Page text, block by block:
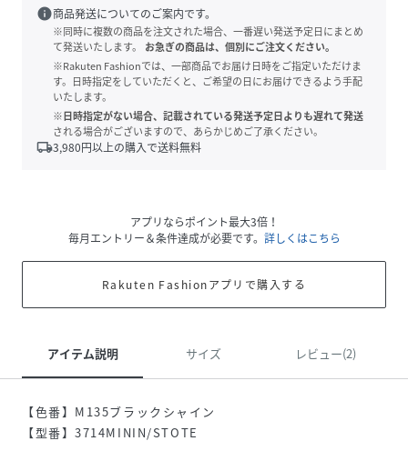
info商品発送についてのご案内です。
※同時に複数の商品を注文された場合、一番遅い発送予定日にまとめ
て発送いたします。
お急ぎの商品は、個別にご注文ください。
※Rakuten Fashionでは、一部商品でお届け日時をご指定いただけま
す。日時指定をしていただくと、ご希望の日にお届けできるよう手配
いたします。
※日時指定がない場合、記載されている発送予定日よりも遅れて発送
される場合がございますので、あらかじめご了承ください。
local_shipping3,980円以上の購入で送料無料
アプリならポイント最大3倍！
毎月エントリー＆条件達成が必要です。 詳しくはこちら
Rakuten Fashionアプリで購入する
アイテム説明 サイズ レビュー(2)
【色番】M135ブラックシャイン
【型番】3714MININ/STOTE